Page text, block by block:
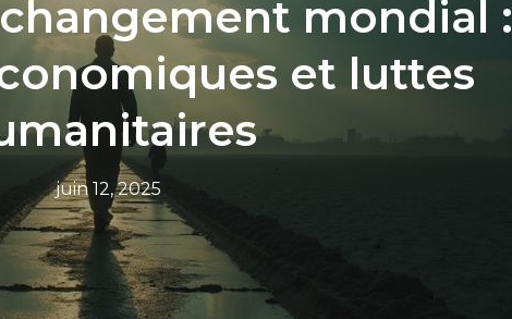
mondial :
et luttes
juin 12, 2025